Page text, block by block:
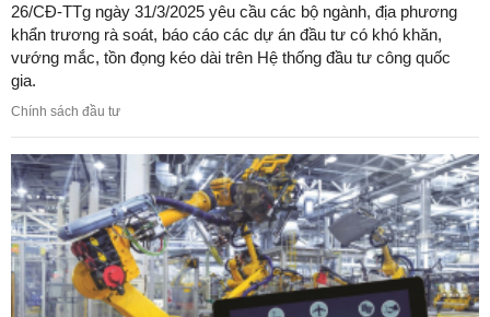
26/CĐ-TTg ngày 31/3/2025 yêu cầu các bộ ngành, địa phương
khẩn trương rà soát, báo cáo các dự án đầu tư có khó khăn,
vướng mắc, tồn đọng kéo dài trên Hệ thống đầu tư công quốc
gia.
Chính sách đầu tư